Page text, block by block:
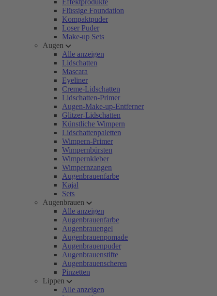
Effektprodukte
Flüssige Foundation
Kompaktpuder
Loser Puder
Make-up Sets
Augen
Alle anzeigen
Lidschatten
Mascara
Eyeliner
Creme-Lidschatten
Lidschatten-Primer
Augen-Make-up-Entferner
Glitzer-Lidschatten
Künstliche Wimpern
Lidschattenpaletten
Wimpern-Primer
Wimpernbürsten
Wimpernkleber
Wimpernzangen
Augenbrauenfarbe
Kajal
Sets
Augenbrauen
Alle anzeigen
Augenbrauenfarbe
Augenbrauengel
Augenbrauenpomade
Augenbrauenpuder
Augenbrauenstifte
Augenbrauenscheren
Pinzetten
Lippen
Alle anzeigen